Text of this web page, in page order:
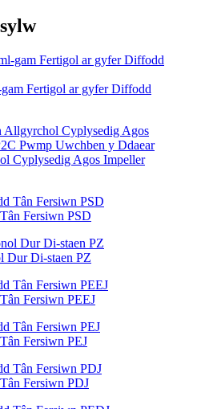
Fertigol ar gyfer Diffodd
Cyplysedig Agos Impeller
Fersiwn PSD
Dur Di-staen PZ
Fersiwn PEEJ
Fersiwn PEJ
Fersiwn PDJ